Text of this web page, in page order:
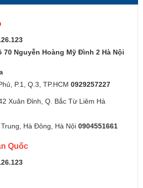
70 Nguyễn Hoàng Mỹ Đình 2 Hà Nội
P.1, Q.3, TP.HCM 0929257227
Xuân Đỉnh, Q. Bắc Từ Liêm Hà
Hà Đông, Hà Nội 0904551661
Quốc